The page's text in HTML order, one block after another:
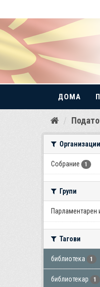
Прескокнете
ДОМА
Организации
Собрание 1
Групи
Парламентарен
Тагови
библиотека 1
библиотекар 1